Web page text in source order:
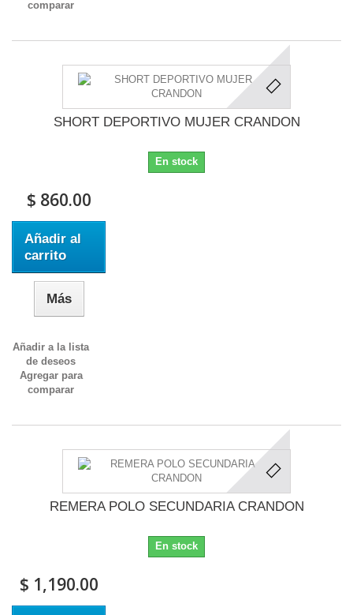
comparar
SHORT DEPORTIVO MUJER CRANDON
En stock
$ 860.00
Añadir al
carrito
Más
Añadir a la lista
de deseos
Agregar para
comparar
REMERA POLO SECUNDARIA CRANDON
En stock
$ 1,190.00